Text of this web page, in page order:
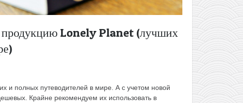
продукцию Lonely Planet (лучших
и полных путеводителей в мире. А с учетом новой
Крайне рекомендуем их использовать в